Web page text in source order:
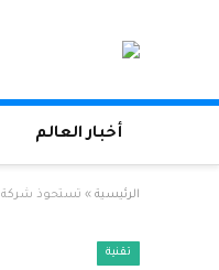
أخبار العالم
الرئيسية » تستحوذ شركة Patreon على شركة Moment الناشئة للأحداث ذات التذاكر المباشرة
تقنية